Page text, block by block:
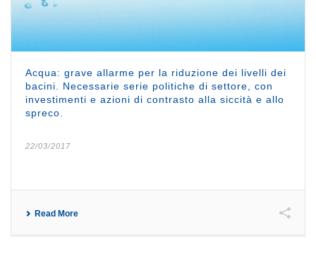
Acqua: grave allarme per la riduzione dei livelli dei
bacini. Necessarie serie politiche di settore, con
investimenti e azioni di contrasto alla siccità e allo
spreco.
22/03/2017
Read More